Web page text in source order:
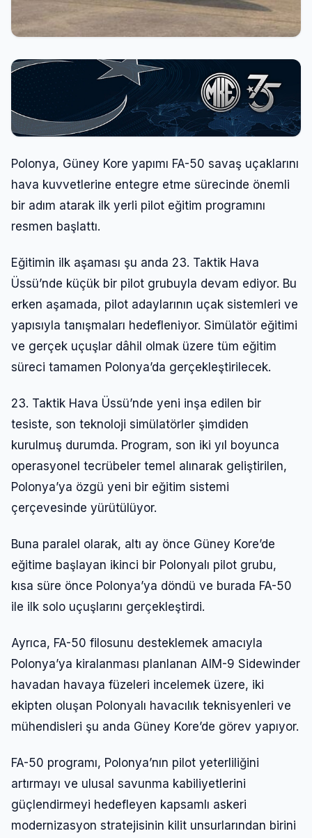
Polonya, Güney Kore yapımı FA-50 savaş uçaklarını
hava kuvvetlerine entegre etme sürecinde önemli
bir adım atarak ilk yerli pilot eğitim programını
resmen başlattı.
Eğitimin ilk aşaması şu anda 23. Taktik Hava
Üssü’nde küçük bir pilot grubuyla devam ediyor. Bu
erken aşamada, pilot adaylarının uçak sistemleri ve
yapısıyla tanışmaları hedefleniyor. Simülatör eğitimi
ve gerçek uçuşlar dâhil olmak üzere tüm eğitim
süreci tamamen Polonya’da gerçekleştirilecek.
23. Taktik Hava Üssü’nde yeni inşa edilen bir
tesiste, son teknoloji simülatörler şimdiden
kurulmuş durumda. Program, son iki yıl boyunca
operasyonel tecrübeler temel alınarak geliştirilen,
Polonya’ya özgü yeni bir eğitim sistemi
çerçevesinde yürütülüyor.
Buna paralel olarak, altı ay önce Güney Kore’de
eğitime başlayan ikinci bir Polonyalı pilot grubu,
kısa süre önce Polonya’ya döndü ve burada FA-50
ile ilk solo uçuşlarını gerçekleştirdi.
Ayrıca, FA-50 filosunu desteklemek amacıyla
Polonya’ya kiralanması planlanan AIM-9 Sidewinder
havadan havaya füzeleri incelemek üzere, iki
ekipten oluşan Polonyalı havacılık teknisyenleri ve
mühendisleri şu anda Güney Kore’de görev yapıyor.
FA-50 programı, Polonya’nın pilot yeterliliğini
artırmayı ve ulusal savunma kabiliyetlerini
güçlendirmeyi hedefleyen kapsamlı askeri
modernizasyon stratejisinin kilit unsurlarından birini